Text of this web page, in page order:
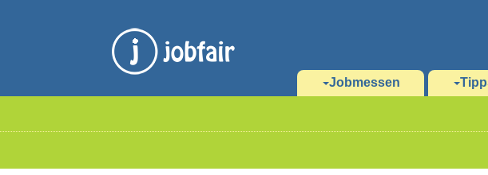
Jobmessen